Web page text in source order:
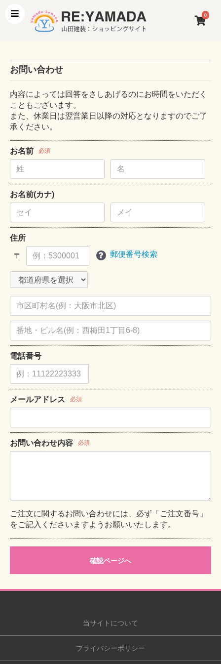
0
お問い合わせ
内容によっては回答をさしあげるのにお時間をいただく
こともございます。
また、休業日は翌営業日以降の対応となりますのでご了
承ください。
お名前 必須
お名前(カナ)
住所
〒 郵便番号検索
電話番号
メールアドレス 必須
お問い合わせ内容 必須
ご注文に関するお問い合わせには、必ず「ご注文番号」
をご記入くださいますようお願いいたします。
確認ページへ
当サイトについて
プライバシーポリシー